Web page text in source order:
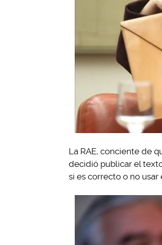
La RAE, conciente de
decidió publicar el
si es correcto o no